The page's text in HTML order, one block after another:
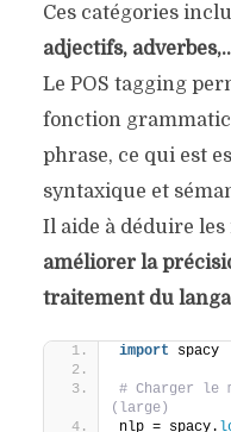
Ces catégories
adjectifs,
Le POS tagging
fonction
phrase, ce qui est
syntaxique et
Il aide à déduire
améliorer la
traitement du
import spacy
# Charger le
(large)
nlp = spacy.